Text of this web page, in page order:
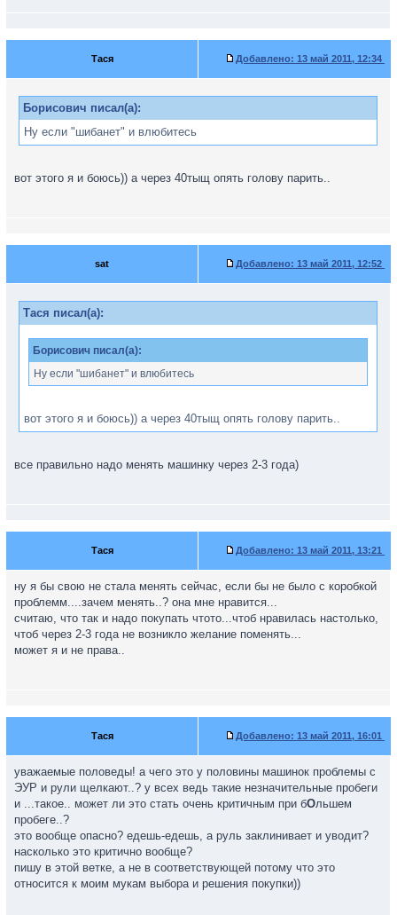
Тася Добавлено: 13 май 2011, 12:34
Борисович писал(а):
Ну если "шибанет" и влюбитесь
вот этого я и боюсь)) а через 40тыщ опять голову парить..
sat Добавлено: 13 май 2011, 12:52
Тася писал(а):
Борисович писал(а):
Ну если "шибанет" и влюбитесь
вот этого я и боюсь)) а через 40тыщ опять голову парить..
все правильно надо менять машинку через 2-3 года)
Тася Добавлено: 13 май 2011, 13:21
ну я бы свою не стала менять сейчас, если бы не было с коробкой
проблемм....зачем менять..? она мне нравится...
считаю, что так и надо покупать чтото...чтоб нравилась настолько,
чтоб через 2-3 года не возникло желание поменять...
может я и не права..
Тася Добавлено: 13 май 2011, 16:01
уважаемые половеды! а чего это у половины машинок проблемы с
ЭУР и рули щелкают..? у всех ведь такие незначительные пробеги
и ...такое.. может ли это стать очень критичным при бОльшем
пробеге..?
это вообще опасно? едешь-едешь, а руль заклинивает и уводит?
насколько это критично вообще?
пишу в этой ветке, а не в соответствующей потому что это
относится к моим мукам выбора и решения покупки))